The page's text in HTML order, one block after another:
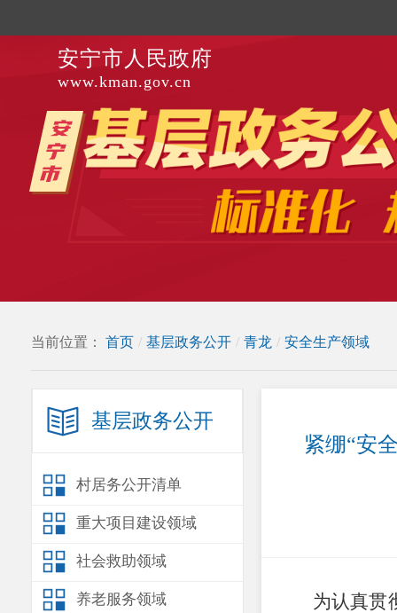
安宁市人民政府
www.kman.gov.cn
当前位置： 首页 / 基层政务公开 / 青龙 / 安全生产领域
基层政务公开
村居务公开清单
重大项目建设领域
社会救助领域
养老服务领域
紧绷“安
为认真贯